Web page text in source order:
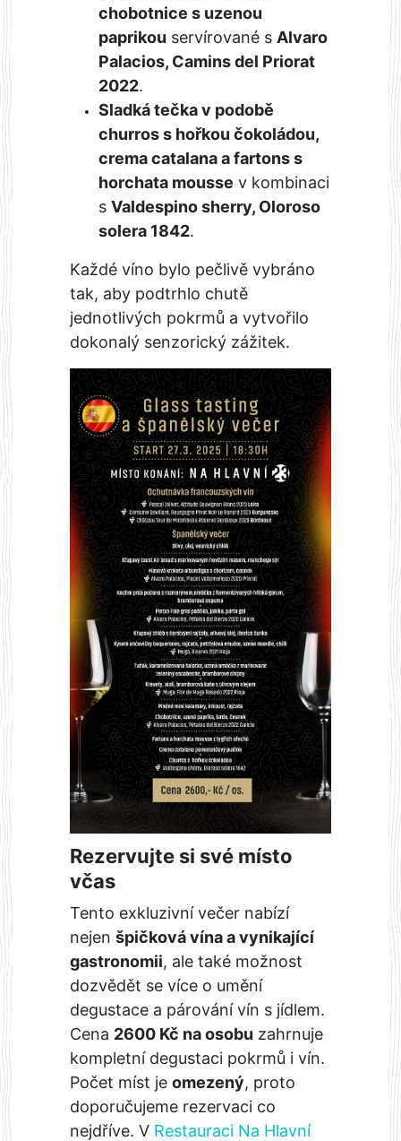
chobotnice s uzenou
paprikou servírované s Alvaro
Palacios, Camins del Priorat
2022.
Sladká tečka v podobě
churros s hořkou čokoládou,
crema catalana a fartons s
horchata mousse v kombinaci
s Valdespino sherry, Oloroso
solera 1842.
Každé víno bylo pečlivě vybráno
tak, aby podtrhlo chutě
jednotlivých pokrmů a vytvořilo
dokonalý senzorický zážitek.
Rezervujte si své místo
včas
Tento exkluzivní večer nabízí
nejen špičková vína a vynikající
gastronomii, ale také možnost
dozvědět se více o umění
degustace a párování vín s jídlem.
Cena 2600 Kč na osobu zahrnuje
kompletní degustaci pokrmů i vín.
Počet míst je omezený, proto
doporučujeme rezervaci co
nejdříve. V Restauraci Na Hlavní